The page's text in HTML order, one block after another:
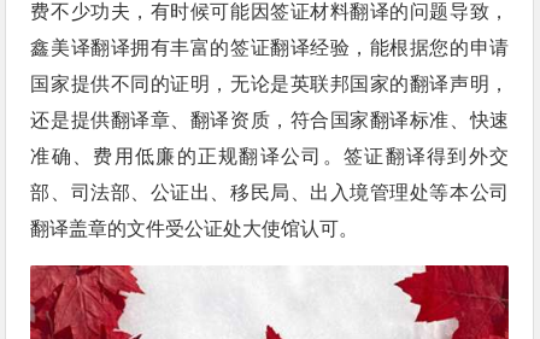
费不少功夫，有时候可能因签证材料翻译的问题导致，
鑫美译翻译拥有丰富的签证翻译经验，能根据您的申请
国家提供不同的证明，无论是英联邦国家的翻译声明，
还是提供翻译章、翻译资质，符合国家翻译标准、快速
准确、费用低廉的正规翻译公司。签证翻译得到外交
部、司法部、公证出、移民局、出入境管理处等本公司
翻译盖章的文件受公证处大使馆认可。